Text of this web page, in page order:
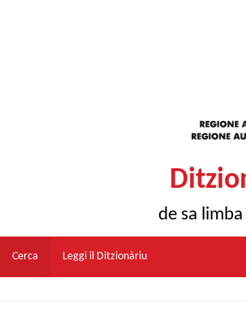
de sa
Cerca Leggi il Ditzionàriu